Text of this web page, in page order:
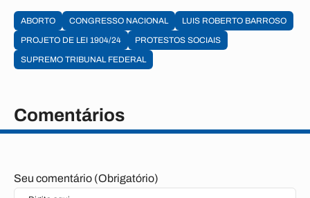
ABORTO CONGRESSO NACIONAL
LUIS ROBERTO BARROSO
PROJETO DE LEI 1904/24
PROTESTOS SOCIAIS
SUPREMO TRIBUNAL FEDERAL
Comentários
Seu comentário (Obrigatório)